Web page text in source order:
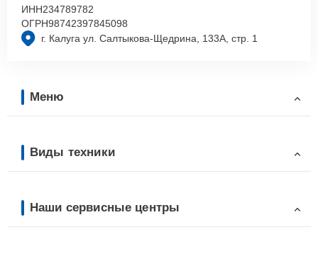
г. Калуга ул. Салтыкова-Щедрина, 133А, стр. 1
ИНН234789782
ОГРН98742397845098
Меню
Виды техники
Наши сервисные центры